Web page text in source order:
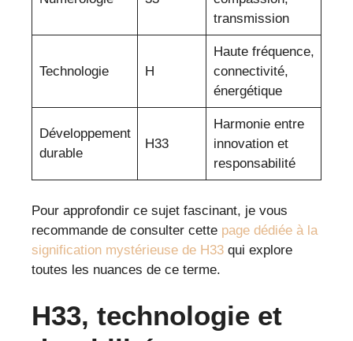
transmission
Technologie H
Haute fréquence,
connectivité,
énergétique
Développement
durable
H33
Harmonie entre
innovation et
responsabilité
Pour approfondir ce sujet fascinant, je vous
recommande de consulter cette page dédiée à la
signification mystérieuse de H33 qui explore
toutes les nuances de ce terme.
H33, technologie et